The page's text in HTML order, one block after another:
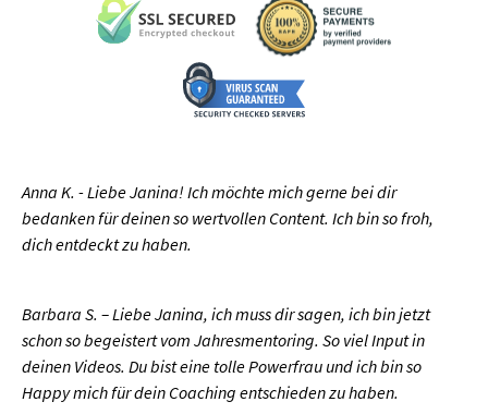
Anna K. - Liebe Janina! Ich möchte mich gerne bei dir
bedanken für deinen so wertvollen Content. Ich bin so froh,
dich entdeckt zu haben.
Barbara S. – Liebe Janina, ich muss dir sagen, ich bin jetzt
schon so begeistert vom Jahresmentoring. So viel Input in
deinen Videos. Du bist eine tolle Powerfrau und ich bin so
Happy mich für dein Coaching entschieden zu haben.